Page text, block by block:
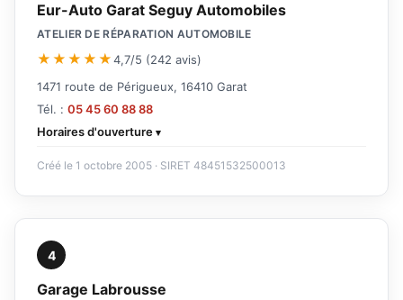
Eur-Auto Garat Seguy Automobiles
ATELIER DE RÉPARATION AUTOMOBILE
★★★★★4,7/5 (242 avis)
1471 route de Périgueux, 16410 Garat
Tél. : 05 45 60 88 88
Horaires d'ouverture
Créé le 1 octobre 2005 · SIRET 48451532500013
4
Garage Labrousse